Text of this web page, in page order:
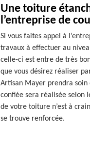
Une toiture
l’entreprise de
Si vous faites appel à
travaux à effectuer au
celle-ci est entre de très
que vous désirez réaliser
Artisan Mayer prendra
confiée sera réalisée selon
de votre toiture n’est à
se trouve renforcée.